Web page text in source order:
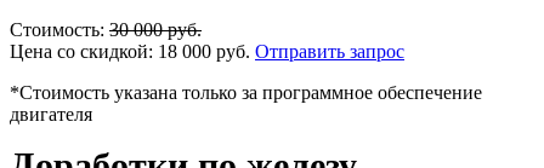
Стоимость: 30 000руб.
Цена со скидкой: 18 000 руб. Отправить запрос
*Стоимость указана только за программное обеспечение
двигателя